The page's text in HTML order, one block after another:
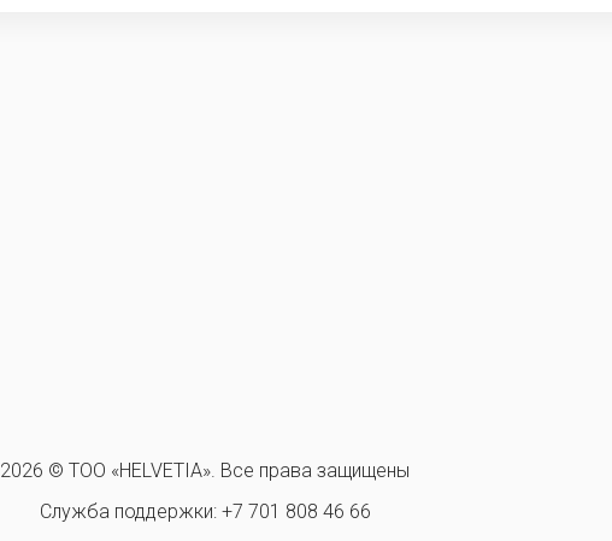
2026 © ТОО «HELVETIA». Все права защищены
Служба поддержки: +7 701 808 46 66